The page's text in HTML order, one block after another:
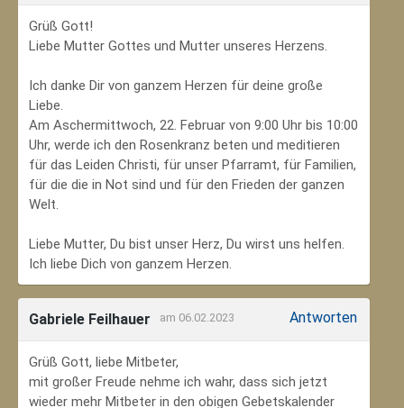
Grüß Gott!
Liebe Mutter Gottes und Mutter unseres Herzens.
Ich danke Dir von ganzem Herzen für deine große
Liebe.
Am Aschermittwoch, 22. Februar von 9:00 Uhr bis 10:00
Uhr, werde ich den Rosenkranz beten und meditieren
für das Leiden Christi, für unser Pfarramt, für Familien,
für die die in Not sind und für den Frieden der ganzen
Welt.
Liebe Mutter, Du bist unser Herz, Du wirst uns helfen.
Ich liebe Dich von ganzem Herzen.
Gabriele Feilhauer am 06.02.2023 Antworten
Grüß Gott, liebe Mitbeter,
mit großer Freude nehme ich wahr, dass sich jetzt
wieder mehr Mitbeter in den obigen Gebetskalender